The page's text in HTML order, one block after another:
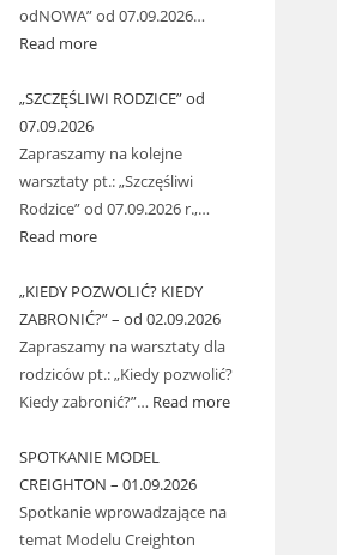
odNOWA” od 07.09.2026…
Read more
„SZCZĘŚLIWI RODZICE” od
07.09.2026
Zapraszamy na kolejne
warsztaty pt.: „Szczęśliwi
Rodzice” od 07.09.2026 r.,…
Read more
„KIEDY POZWOLIĆ? KIEDY
ZABRONIĆ?” – od 02.09.2026
Zapraszamy na warsztaty dla
rodziców pt.: „Kiedy pozwolić?
Kiedy zabronić?”… Read more
SPOTKANIE MODEL
CREIGHTON – 01.09.2026
Spotkanie wprowadzające na
temat Modelu Creighton